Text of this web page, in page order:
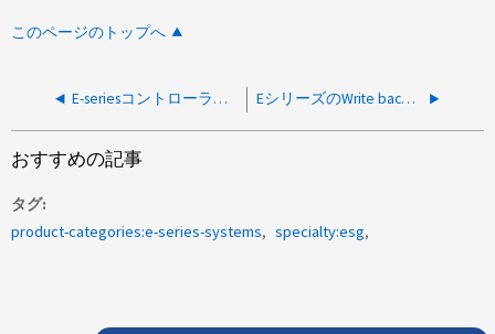
このページのトップへ
E-seriesコントローラを指定して顧客にテストアラートメールを送信する方法 EシリーズのWrite back caching forcidely disabledアラートのトラブルシューティング方法
おすすめの記事
タグ
product-categories:e-series-systems
specialty:esg